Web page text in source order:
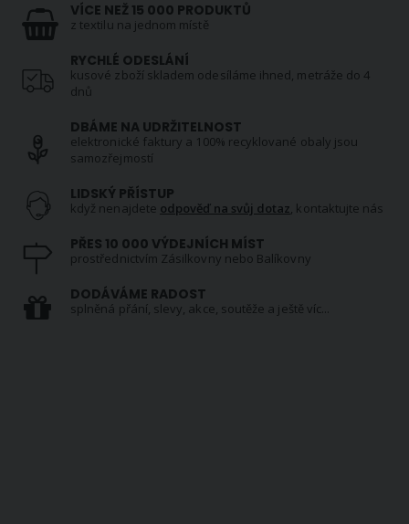
VÍCE NEŽ 15 000 PRODUKTŮ
z textilu na jednom místě
RYCHLÉ ODESLÁNÍ
kusové zboží skladem odesíláme ihned, metráže do 4
dnů
DBÁME NA UDRŽITELNOST
elektronické faktury a 100% recyklované obaly jsou
samozřejmostí
LIDSKÝ PŘÍSTUP
když nenajdete odpověď na svůj dotaz, kontaktujte nás
PŘES 10 000 VÝDEJNÍCH MÍST
prostřednictvím Zásilkovny nebo Balíkovny
DODÁVÁME RADOST
splněná přání, slevy, akce, soutěže a ještě víc...